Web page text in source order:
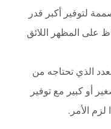
لتوفير أكبر قدر
على المظهر اللائق
الذي تحتاجه من
أو كبير مع توفير
الأمر.